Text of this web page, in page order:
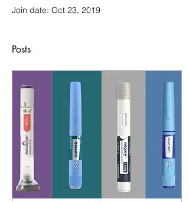
Join date: Oct 23, 2019
Posts